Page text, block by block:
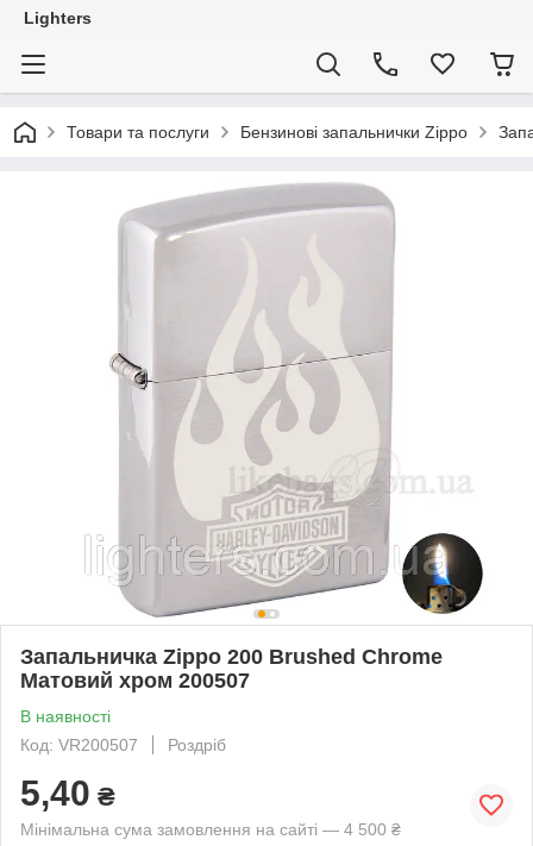
Lighters
Товари та послуги Бензинові запальнички Zippo
Запальничка Zippo 200 Brushed Chrome
Матовий хром 200507
В наявності
Код: VR200507
Роздріб
5,40 ₴
Мінімальна сума замовлення на сайті — 4 500 ₴